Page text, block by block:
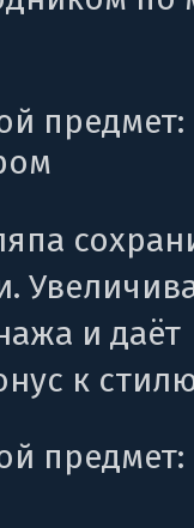
и даёт
к